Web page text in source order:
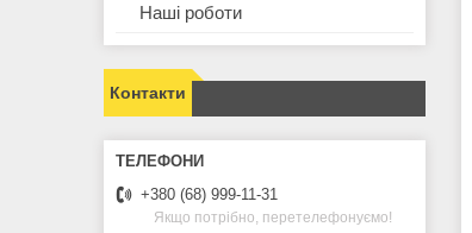
Наші роботи
Контакти
+380 (68) 999-11-31
Якщо потрібно, перетелефонуємо!